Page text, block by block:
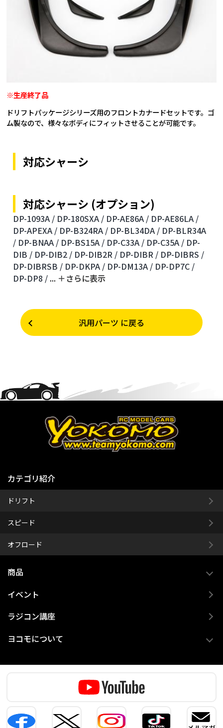
※生産終了品
ドリフトパッケージシリーズ用のフロントカナードセットです。ゴ
ム製なので、様々なボディにフィットさせることが可能です。
対応シャーシ
対応シャーシ (オプション)
DP-1093A / DP-180SXA / DP-AE86A / DP-AE86LA /
DP-APEXA / DP-B324RA / DP-BL34DA / DP-BLR34A
/ DP-BNAA / DP-BS15A / DP-C33A / DP-C35A / DP-
DIB / DP-DIB2 / DP-DIB2R / DP-DIBR / DP-DIBRS /
DP-DIBRSB / DP-DKPA / DP-DM13A / DP-DP7C /
DP-DP8 / ... ＋さらに表⽰
汎用パーツ に戻る
カテゴリ紹介
ドリフト
スピード
オフロード
商品
イベント
ラジコン講座
ヨコモについて